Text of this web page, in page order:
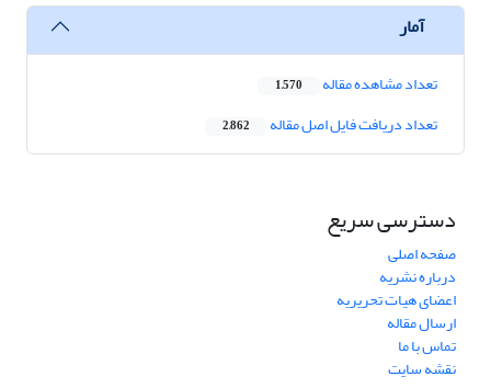
آمار
تعداد مشاهده مقاله 1,570
تعداد دریافت فایل اصل مقاله 2,862
دسترسی سریع
صفحه اصلی
درباره نشریه
اعضای هیات تحریریه
ارسال مقاله
تماس با ما
نقشه سایت